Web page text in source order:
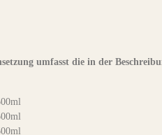
umfasst die in der